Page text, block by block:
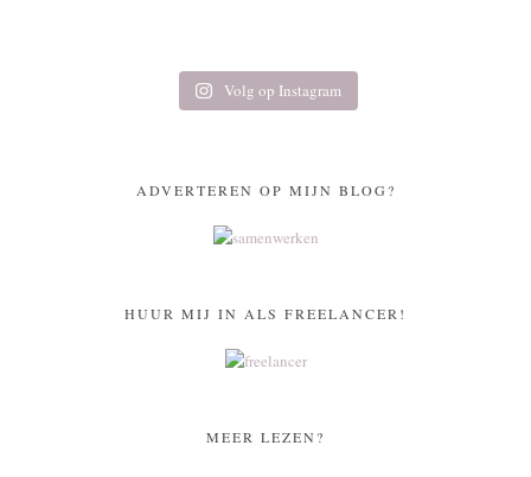
Volg op Instagram
ADVERTEREN OP MIJN BLOG?
HUUR MIJ IN ALS FREELANCER!
MEER LEZEN?